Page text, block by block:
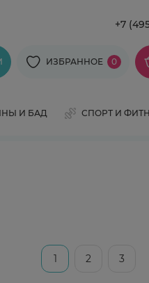
+7
ИЗБРАННОЕ 0
И БАД СПОРТ И
1 2 3